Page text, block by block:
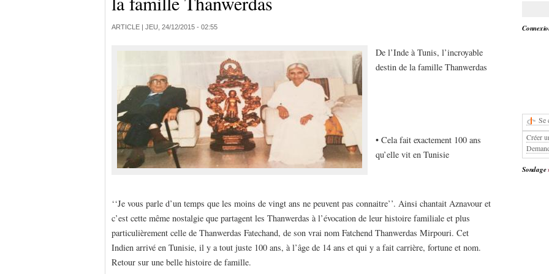
ARTICLE | JEU, 24/12/2015 - 02:55
De l’Inde à Tunis, l’incroyable
destin de la famille Thanwerdas
• Cela fait exactement 100 ans
qu’elle vit en Tunisie
‘‘Je vous parle d’un temps que les moins de vingt ans ne peuvent pas connaitre’’. Ainsi chantait Aznavour et
c’est cette même nostalgie que partagent les Thanwerdas à l’évocation de leur histoire familiale et plus
particulièrement celle de Thanwerdas Fatechand, de son vrai nom Fatchend Thanwerdas Mirpouri. Cet
Indien arrivé en Tunisie, il y a tout juste 100 ans, à l’âge de 14 ans et qui y a fait carrière, fortune et nom.
Retour sur une belle histoire de famille.
Se
Créer
Sondage